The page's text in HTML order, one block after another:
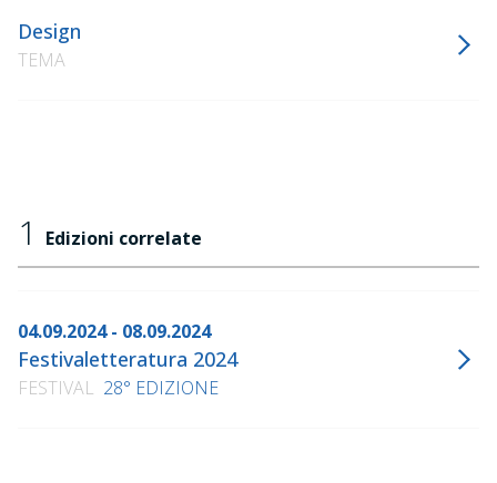
Design
TEMA
1 Edizioni correlate
04.09.2024 - 08.09.2024
Festivaletteratura 2024
FESTIVAL 28° EDIZIONE